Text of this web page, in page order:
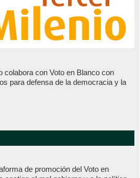
colabora con Voto en Blanco con
para defensa de la democracia y la
de promoción del Voto en